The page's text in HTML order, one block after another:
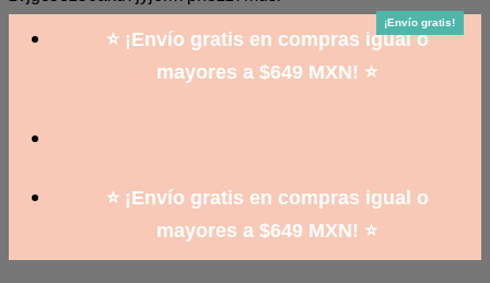
to
content
⭐ ¡Envío gratis en compras igual o
mayores a $649 MXN! ⭐
⭐ ¡Envío gratis en compras igual o
mayores a $649 MXN! ⭐
¡Envío gratis!
¡Envío gratis!
¡Envío gratis!
¡Envío gratis!
¡Envío gratis!
¡Envío gratis!
¡Envío gratis!
¡Envío gratis!
¡Envío gratis!